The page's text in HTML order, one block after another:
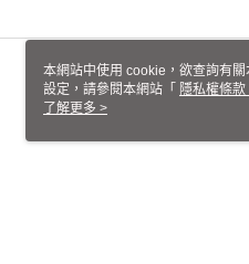
本網站中使用 cookie，欲查詢有
設定，請參閱本網站「 隱私權條款
使用 cookie。
了解更多 >